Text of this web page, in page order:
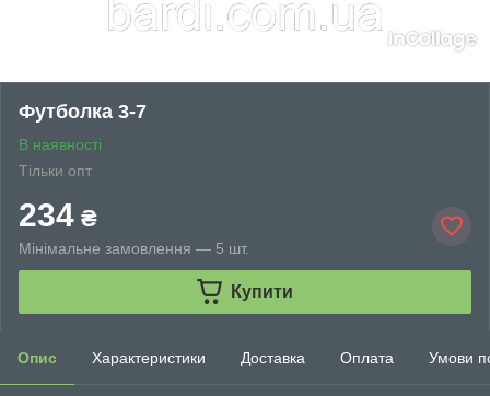
Футболка 3-7
В наявності
Тільки опт
234 ₴
Мінімальне замовлення — 5 шт.
Купити
Опис Характеристики Доставка Оплата Умови